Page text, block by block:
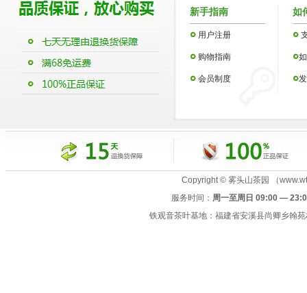
新手指南
用户注册
购物指南
会员制度
如
Copyright © 雾头山茶园 （
服务时间： 周一至周日 09:00 —
铁观音茶叶基地：福建省安溪县尚卿乡翰